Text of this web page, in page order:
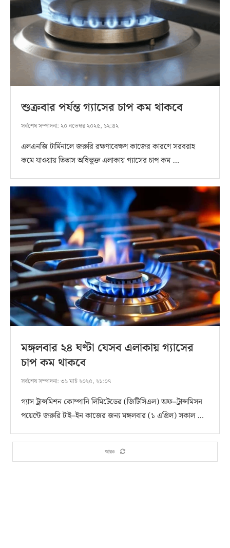
শুক্রবার পর্যন্ত গ্যাসের চাপ কম থাকবে
সর্বশেষ সম্পাদনা: ২০ নভেম্বর ২০২৫, ১২:৪২
এলএনজি টার্মিনালে জরুরি রক্ষণাবেক্ষণ কাজের কারণে সরবরাহ
কমে যাওয়ায় তিতাস অধিভুক্ত এলাকায় গ্যাসের চাপ কম …
মঙ্গলবার ২৪ ঘণ্টা যেসব এলাকায় গ্যাসের
চাপ কম থাকবে
সর্বশেষ সম্পাদনা: ৩১ মার্চ ২০২৫, ২১:০৭
গ্যাস ট্রান্সমিশন কোম্পানি লিমিটেডের (জিটিসিএল) অফ–ট্রান্সমিসন
পয়েন্টে জরুরি টাই–ইন কাজের জন্য মঙ্গলবার (১ এপ্রিল) সকাল …
আরও